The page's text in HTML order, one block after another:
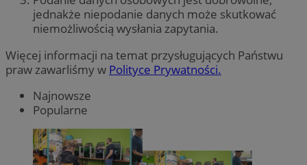
jednakże niepodanie danych może skutkować
niemożliwością wysłania zapytania.
Więcej informacji na temat przysługujących Państwu
praw zawarliśmy w Polityce Prywatności.
Najnowsze
Popularne